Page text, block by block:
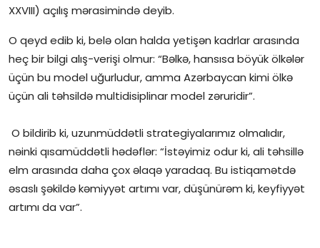
XXVIII) açılış mərasimində deyib.
O qeyd edib ki, belə olan halda yetişən kadrlar arasında
heç bir bilgi alış-verişi olmur: “Bəlkə, hansısa böyük ölkələr
üçün bu model uğurludur, amma Azərbaycan kimi ölkə
üçün ali təhsildə multidisiplinar model zəruridir”.
O bildirib ki, uzunmüddətli strategiyalarımız olmalıdır,
nəinki qısamüddətli hədəflər: “İstəyimiz odur ki, ali təhsillə
elm arasında daha çox əlaqə yaradaq. Bu istiqamətdə
əsaslı şəkildə kəmiyyət artımı var, düşünürəm ki, keyfiyyət
artımı da var”.